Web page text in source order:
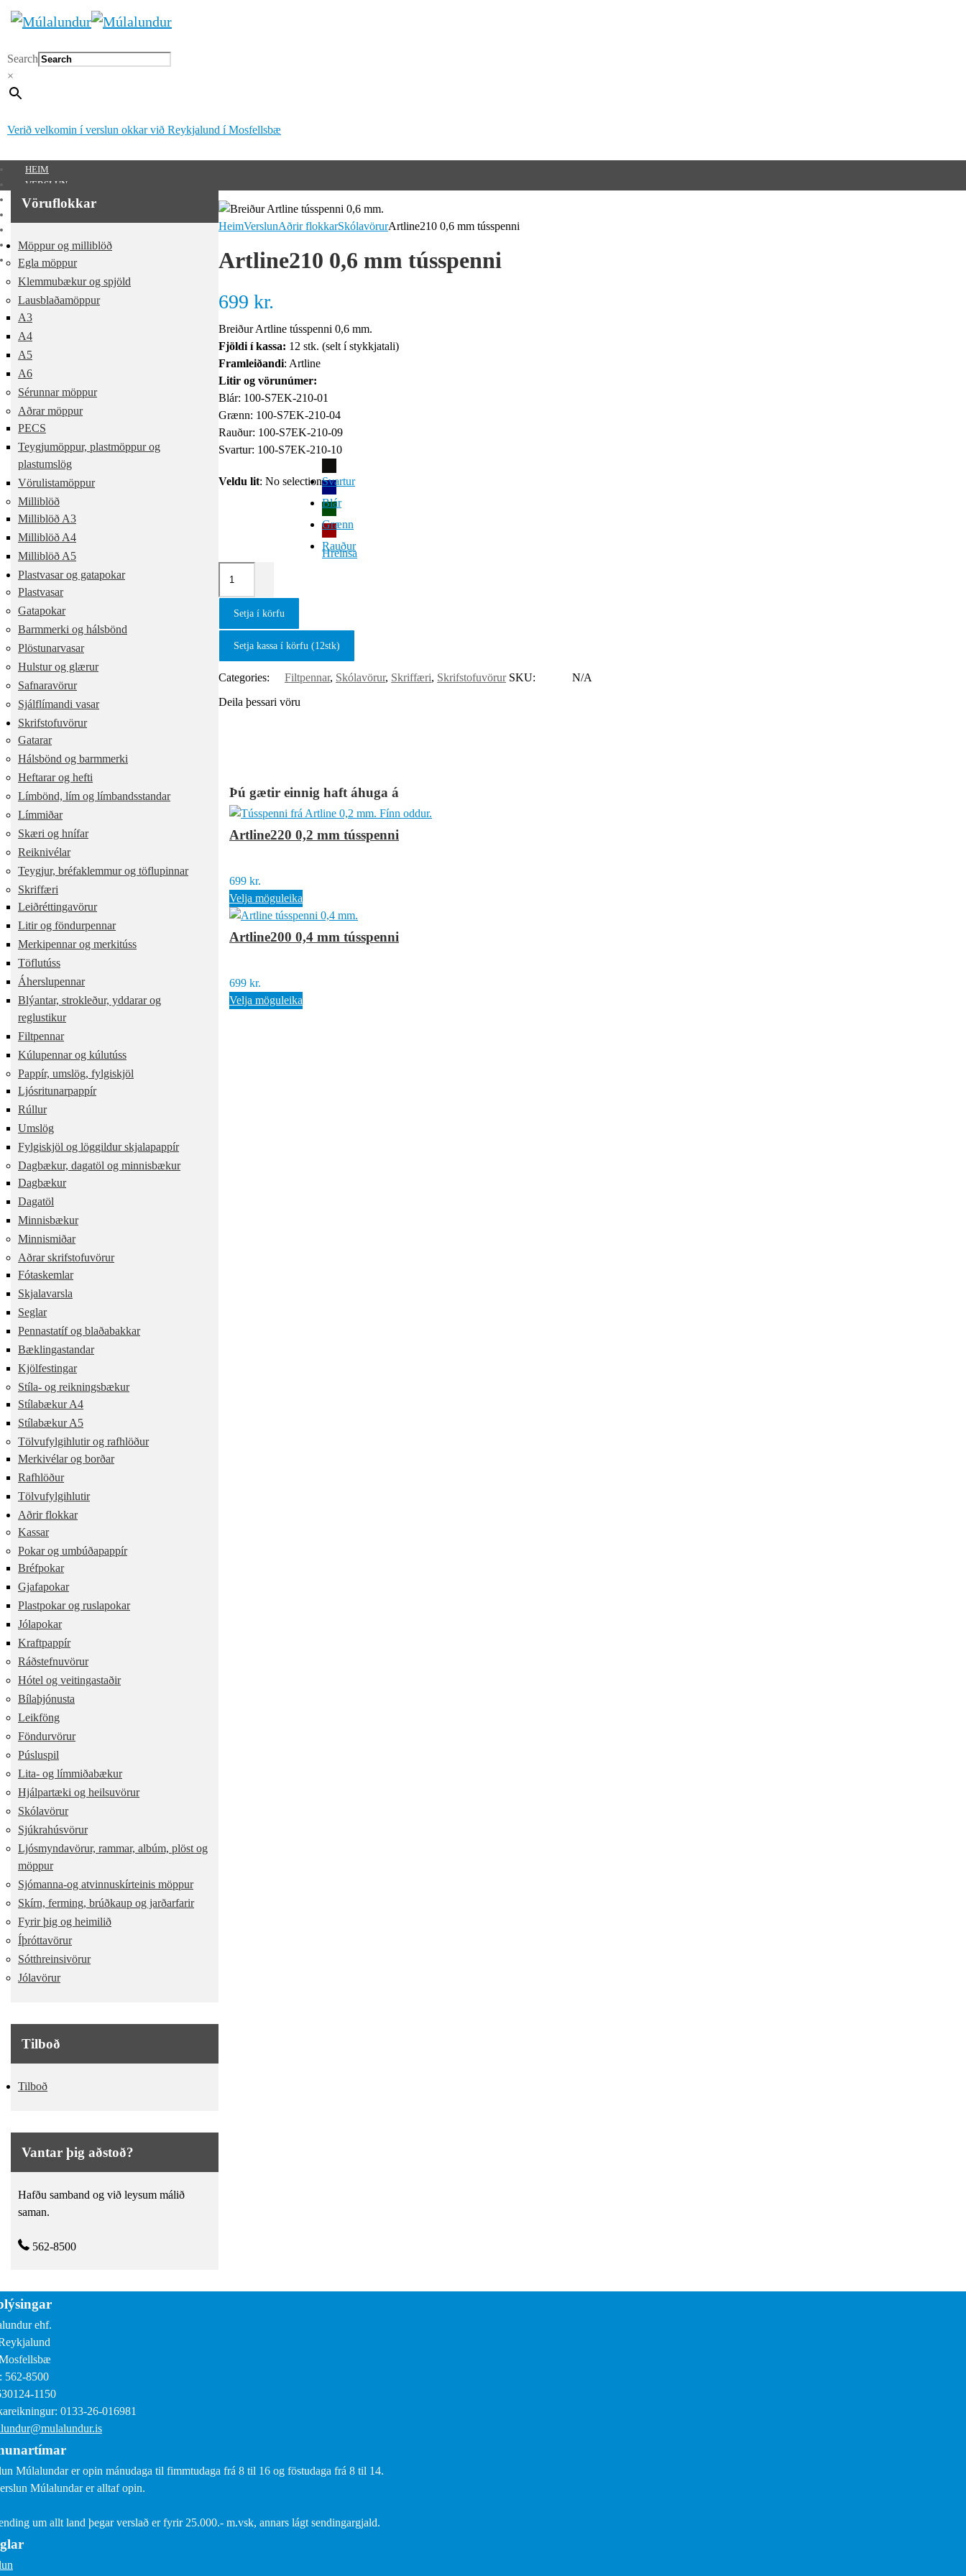
Search
×
Verið velkomin í verslun okkar við Reykjalund í Mosfellsbæ
HEIM
VERSLUN
SÉRUNNAR VÖRUR
HAFA SAMBAND
MITT SVÆÐI
Mitt svæði
0 kr.
HeimVerslunAðrir flokkarSkólavörurArtline210 0,6 mm tússpenni
Artline210 0,6 mm tússpenni
699kr.
Breiður Artline tússpenni 0,6 mm.
Fjöldi í kassa: 12 stk. (selt í stykkjatali)
Framleiðandi: Artline
Litir og vörunúmer:
Blár: 100-S7EK-210-01
Grænn: 100-S7EK-210-04
Rauður: 100-S7EK-210-09
Svartur: 100-S7EK-210-10
Veldu lit: No selectionSvartur
Blár
Grænn
Rauður
Hreinsa
Setja í körfu
Setja kassa í körfu (12stk)
Categories: Filtpennar, Skólavörur, Skriffæri, Skrifstofuvörur SKU:
N/A
Deila þessari vöru
Þú gætir einnig haft áhuga á
Artline220 0,2 mm tússpenni
699kr.
Velja möguleika
Artline200 0,4 mm tússpenni
699kr.
Velja möguleika
Vöruflokkar
Möppur og milliblöð
Egla möppur
Klemmubækur og spjöld
Lausblaðamöppur
A3
A4
A5
A6
Sérunnar möppur
Aðrar möppur
PECS
Teygjumöppur, plastmöppur og
plastumslög
Vörulistamöppur
Milliblöð
Milliblöð A3
Milliblöð A4
Milliblöð A5
Plastvasar og gatapokar
Plastvasar
Gatapokar
Barmmerki og hálsbönd
Plöstunarvasar
Hulstur og glærur
Safnaravörur
Sjálflímandi vasar
Skrifstofuvörur
Gatarar
Hálsbönd og barmmerki
Heftarar og hefti
Límbönd, lím og límbandsstandar
Límmiðar
Skæri og hnífar
Reiknivélar
Teygjur, bréfaklemmur og töflupinnar
Skriffæri
Leiðréttingavörur
Litir og föndurpennar
Merkipennar og merkitúss
Töflutúss
Áherslupennar
Blýantar, strokleður, yddarar og
reglustikur
Filtpennar
Kúlupennar og kúlutúss
Pappír, umslög, fylgiskjöl
Ljósritunarpappír
Rúllur
Umslög
Fylgiskjöl og löggildur skjalapappír
Dagbækur, dagatöl og minnisbækur
Dagbækur
Dagatöl
Minnisbækur
Minnismiðar
Aðrar skrifstofuvörur
Fótaskemlar
Skjalavarsla
Seglar
Pennastatíf og blaðabakkar
Bæklingastandar
Kjölfestingar
Stíla- og reikningsbækur
Stílabækur A4
Stílabækur A5
Tölvufylgihlutir og rafhlöður
Merkivélar og borðar
Rafhlöður
Tölvufylgihlutir
Aðrir flokkar
Kassar
Pokar og umbúðapappír
Bréfpokar
Gjafapokar
Plastpokar og ruslapokar
Jólapokar
Kraftpappír
Ráðstefnuvörur
Hótel og veitingastaðir
Bílaþjónusta
Leikföng
Föndurvörur
Púsluspil
Lita- og límmiðabækur
Hjálpartæki og heilsuvörur
Skólavörur
Sjúkrahúsvörur
Ljósmyndavörur, rammar, albúm, plöst og
möppur
Sjómanna-og atvinnuskírteinis möppur
Skírn, ferming, brúðkaup og jarðarfarir
Fyrir þig og heimilið
Íþróttavörur
Sótthreinsivörur
Jólavörur
Tilboð
Tilboð
Vantar þig aðstoð?
Hafðu samband og við leysum málið
saman.
562-8500
ehf.
562-8500
1150
0133-26-016981
Múlalundar er opin mánudaga til fimmtudaga frá 8 til 16 og föstudaga frá 8 til 14.
Múlalundar er alltaf opin.
um allt land þegar verslað er fyrir 25.000.- m.vsk, annars lágt sendingargjald.